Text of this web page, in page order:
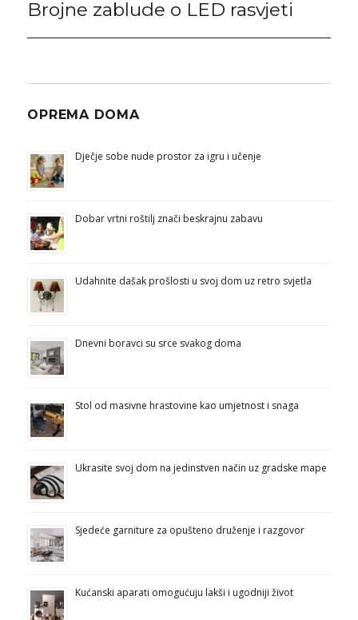
Next
Brojne zablude o LED rasvjeti
OPREMA DOMA
Dječje sobe nude prostor za igru i učenje
Dobar vrtni roštilj znači beskrajnu zabavu
Udahnite dašak prošlosti u svoj dom uz retro svjetla
Dnevni boravci su srce svakog doma
Stol od masivne hrastovine kao umjetnost i snaga
Ukrasite svoj dom na jedinstven način uz gradske mape
Sjedeće garniture za opušteno druženje i razgovor
Kućanski aparati omogućuju lakši i ugodniji život